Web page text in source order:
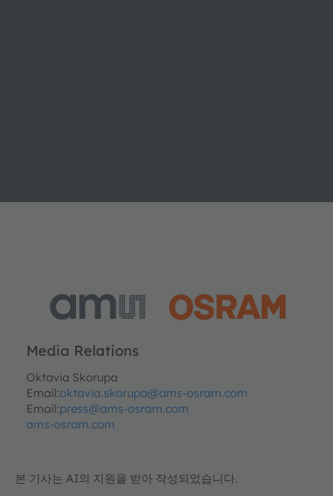
Media Relations
Oktavia Skorupa
Email:oktavia.skorupa@ams-osram.com
Email:press@ams-osram.com
ams-osram.com
본 기사는 AI의 지원을 받아 작성되었습니다.